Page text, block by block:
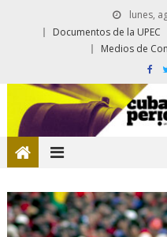
lunes,
Documentos de la UPEC
Medios de